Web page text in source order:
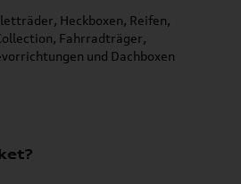
Heckboxen, Reifen,
Fahrradträger,
und Dachboxen